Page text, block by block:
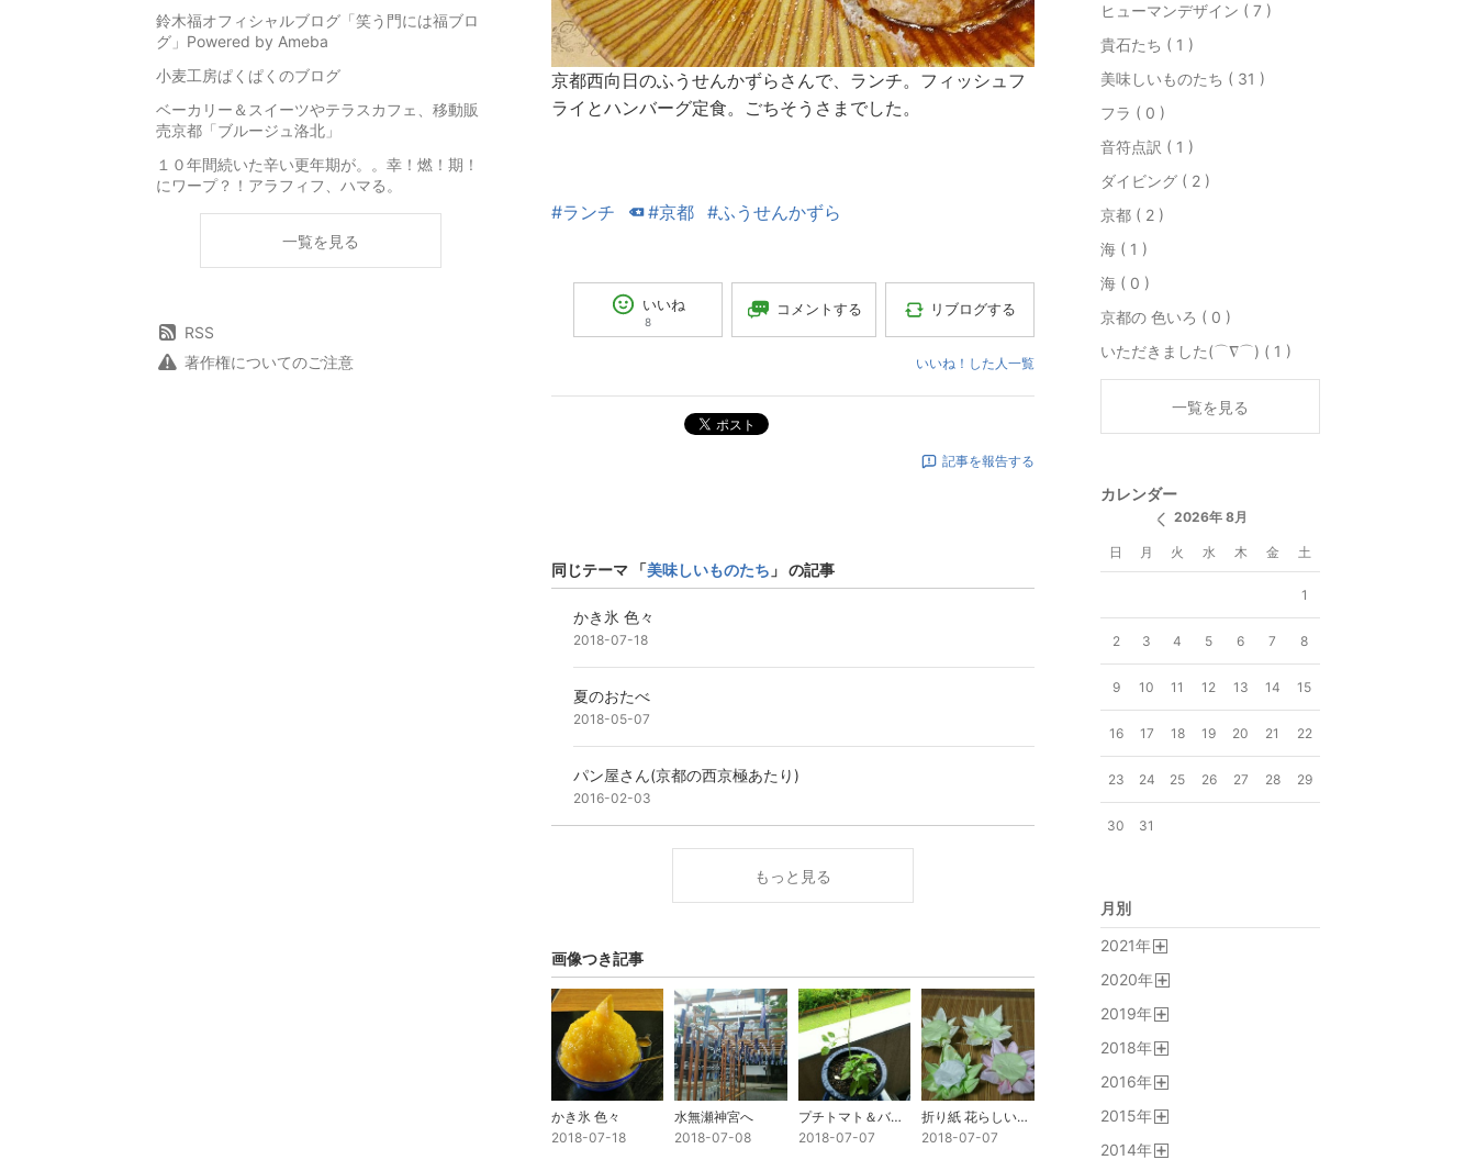
京都西向日のふうせんかずらさんで、ランチ。フィッシュフ
ライとハンバーグ定食。ごちそうさまでした。
#ランチ #京都 #ふうせんかずら
いいね
8
コメントする リブログする
いいね！した人一覧
ポスト
記事を報告する
同じテーマ 「美味しいものたち 」 の記事
かき氷 色々
2018-07-18
夏のおたべ
2018-05-07
パン屋さん(京都の西京極あたり)
2016-02-03
もっと見る
画像つき記事
かき氷 色々
2018-07-18
水無瀬神宮へ
2018-07-08
プチトマト＆バジル
2018-07-07
折り紙 花らしいんだけど┐('～`;)┌
2018-07-07
鈴木福オフィシャルブログ「笑う門には福ブロ
グ」Powered by Ameba
小麦工房ぱくぱくのブログ
ベーカリー＆スイーツやテラスカフェ、移動販
売京都「ブルージュ洛北」
１０年間続いた辛い更年期が。。幸！燃！期！
にワープ？！アラフィフ、ハマる。
一覧を見る
RSS
著作権についてのご注意
ヒューマンデザイン ( 7 )
貴石たち ( 1 )
美味しいものたち ( 31 )
フラ ( 0 )
音符点訳 ( 1 )
ダイビング ( 2 )
京都 ( 2 )
海 ( 1 )
海 ( 0 )
京都の 色いろ ( 0 )
いただきました(⌒∇⌒) ( 1 )
一覧を見る
カレンダー
2026年 8月
日 月 火 水 木 金 土
1
2 3 4 5 6 7 8
9 10 11 12 13 14 15
16 17 18 19 20 21 22
23 24 25 26 27 28 29
30 31
月別
2021年
2020年
2019年
2018年
2016年
2015年
2014年